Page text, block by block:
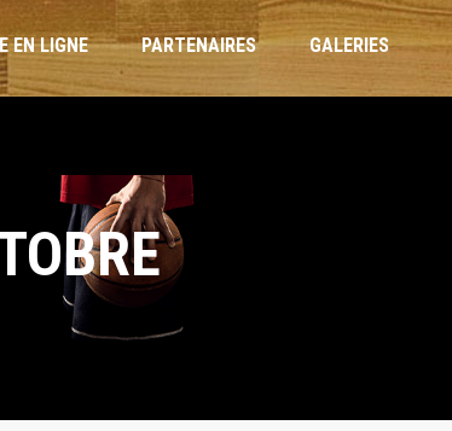
ARBITRES ET OTM
RÈGLEMENT INTÉRIEUR
CHARTE DE L’ENTRAÎNEUR
CHARTE PARENTS
EN LIGNE PARTENAIRES GALERIES